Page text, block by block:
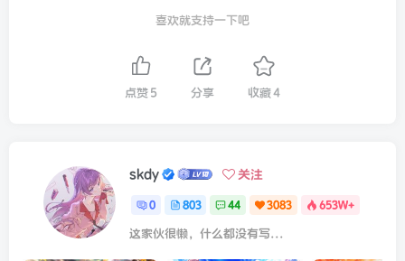
喜欢就支持一下吧
点赞 5 分享 收藏4
skdy 关注
0 803 44 3083 653W+
这家伙很懒，什么都没有写...